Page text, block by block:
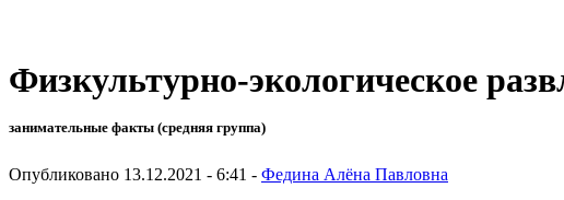
Физкультурно-экологическое
занимательные факты (средняя группа)
Опубликовано 13.12.2021 - 6:41 - Федина Алёна Павловна